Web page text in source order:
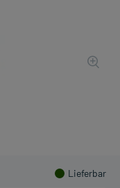
Lieferbar